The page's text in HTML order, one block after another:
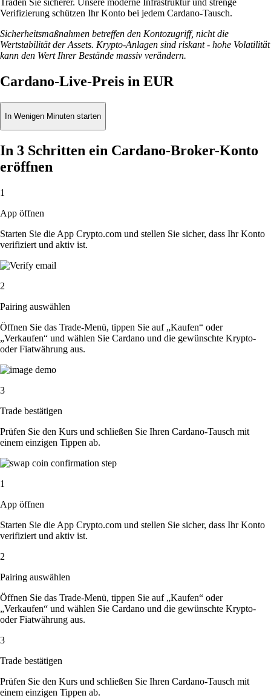
Verifizierung schützen Ihr Konto bei jedem Cardano-Tausch.
Sicherheitsmaßnahmen betreffen den Kontozugriff, nicht die
Wertstabilität der Assets. Krypto-Anlagen sind riskant - hohe Volatilität
kann den Wert Ihrer Bestände massiv verändern.
Cardano-Live-Preis in EUR
In Wenigen Minuten starten
In 3 Schritten ein Cardano-Broker-Konto
eröffnen
1
App öffnen
Starten Sie die App Crypto.com und stellen Sie sicher, dass Ihr Konto
verifiziert und aktiv ist.
2
Pairing auswählen
Öffnen Sie das Trade-Menü, tippen Sie auf „Kaufen“ oder
„Verkaufen“ und wählen Sie Cardano und die gewünschte Krypto-
oder Fiatwährung aus.
3
Trade bestätigen
Prüfen Sie den Kurs und schließen Sie Ihren Cardano-Tausch mit
einem einzigen Tippen ab.
1
App öffnen
Starten Sie die App Crypto.com und stellen Sie sicher, dass Ihr Konto
verifiziert und aktiv ist.
2
Pairing auswählen
Öffnen Sie das Trade-Menü, tippen Sie auf „Kaufen“ oder
„Verkaufen“ und wählen Sie Cardano und die gewünschte Krypto-
oder Fiatwährung aus.
3
Trade bestätigen
Prüfen Sie den Kurs und schließen Sie Ihren Cardano-Tausch mit
einem einzigen Tippen ab.